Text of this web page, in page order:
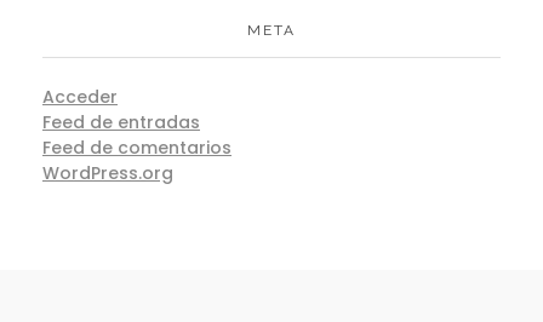
META
Acceder
Feed de entradas
Feed de comentarios
WordPress.org